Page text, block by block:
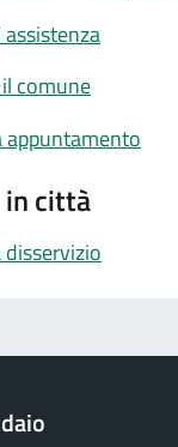
comune
appuntamento
città
disservizio